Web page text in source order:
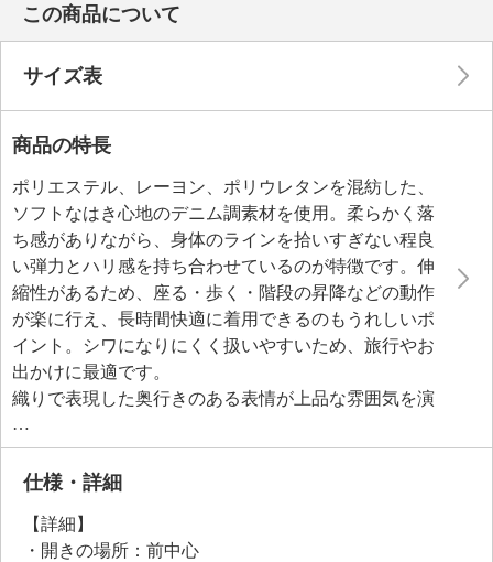
この商品について
サイズ表
商品の特長
ポリエステル、レーヨン、ポリウレタンを混紡した、
ソフトなはき心地のデニム調素材を使用。柔らかく落
ち感がありながら、身体のラインを拾いすぎない程良
い弾力とハリ感を持ち合わせているのが特徴です。伸
縮性があるため、座る・歩く・階段の昇降などの動作
が楽に行え、長時間快適に着用できるのもうれしいポ
イント。シワになりにくく扱いやすいため、旅行やお
出かけに最適です。
織りで表現した奥行きのある表情が上品な雰囲気を演
出。サイドにほどこしたステッチがデザインのアクセ
ントに。わずかに裾に向かってカーブしたフォルムが
体型をカバーしつつ、大人キュートな印象を醸し出し
仕様・詳細
【詳細】
・開きの場所：前中心